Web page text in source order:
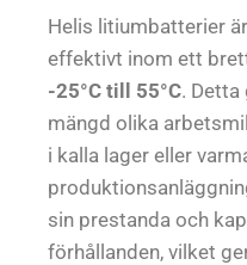
Helis litiumbatterier
effektivt inom ett
-25°C till 55°C.
mängd olika
i kalla lager eller
sin prestanda och
förhållanden, vilket